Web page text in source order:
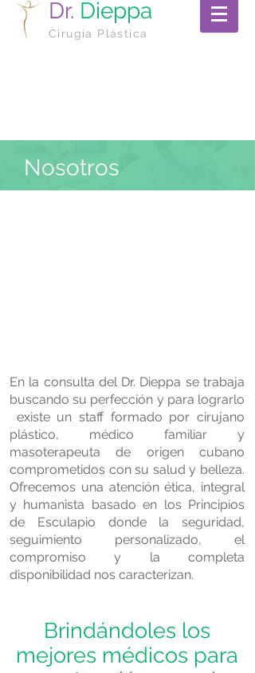
Dr. Dieppa
Cirugía Plástica
Nosotros
En la consulta del Dr. Dieppa se trabaja
buscando su perfección y para lograrlo
existe un staff formado por cirujano
plástico, médico familiar y
masoterapeuta de origen cubano
comprometidos con su salud y belleza.
Ofrecemos una atención ética, integral
y humanista basado en los Principios
de Esculapio donde la seguridad,
seguimiento personalizado, el
compromiso y la completa
disponibilidad nos caracterizan.
Brindándoles los
mejores médicos para